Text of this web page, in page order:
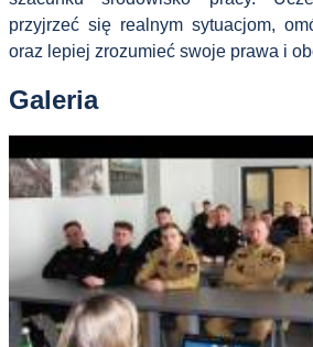
przyjrzeć się realnym sytuacjom,
oraz lepiej zrozumieć swoje prawa i
Galeria